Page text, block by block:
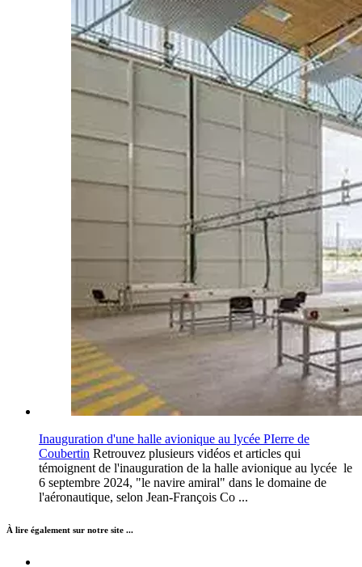
Inauguration d'une halle avionique au lycée PIerre de
Coubertin Retrouvez plusieurs vidéos et articles qui
témoignent de l'inauguration de la halle avionique au lycée le
6 septembre 2024, "le navire amiral" dans le domaine de
l'aéronautique, selon Jean-François Co ...
À lire également sur notre site ...